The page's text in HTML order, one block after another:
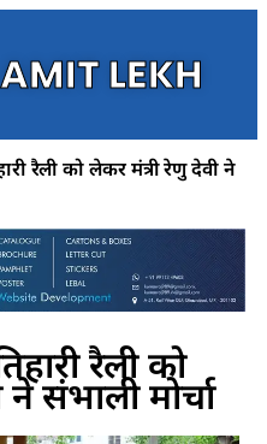
AMIT LEKH
रैली को लेकर मंत्री रेणु देवी ने
रैली को
संभाली मोर्चा